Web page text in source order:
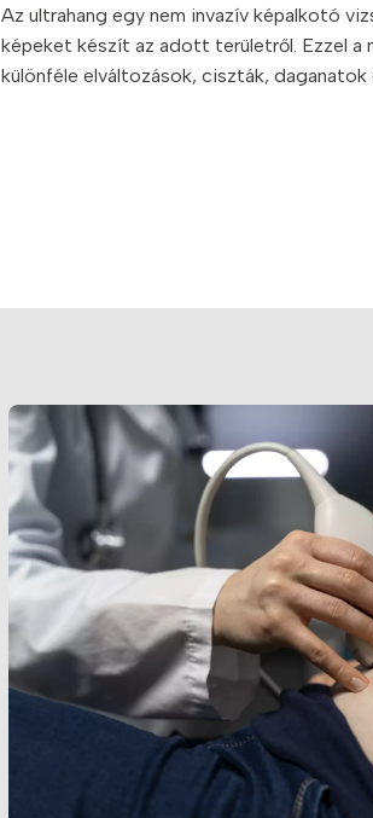
Az ultrahang egy nem invazív képalkotó
képeket készít az adott területről. Ezzel a
különféle elváltozások, ciszták, daganatok